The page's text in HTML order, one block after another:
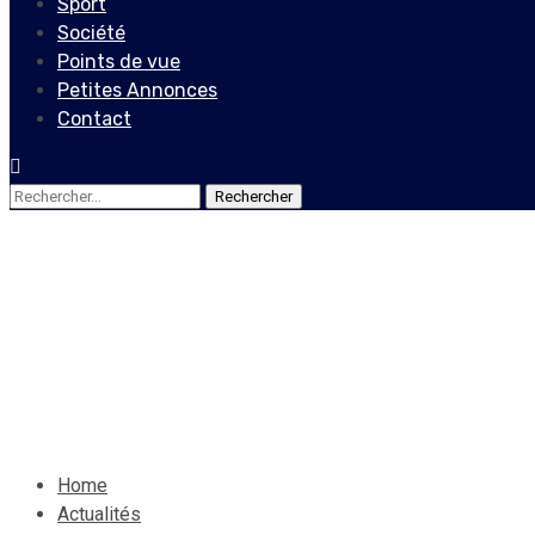
Société
Points de vue
Petites Annonces
Contact
Rechercher :
Home
Actualités